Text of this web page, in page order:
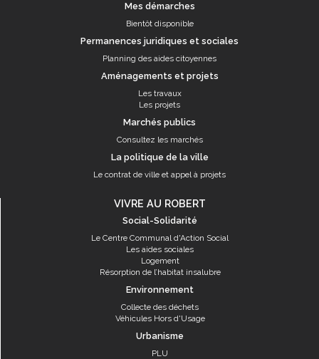
Mes démarches
Bientôt disponible
Permanences juridiques et sociales
Planning des aides citoyennes
Aménagements et projets
Les travaux
Les projets
Marchés publics
Consultez les marchés
La politique de la ville
Le contrat de ville et appel à projets
VIVRE AU ROBERT
Social-Solidarité
Le Centre Communal d'Action Social
Les aides sociales
Logement
Résorption de l’habitat insalubre
Environnement
Collecte des déchets
Véhicules Hors d'Usage
Urbanisme
PLU